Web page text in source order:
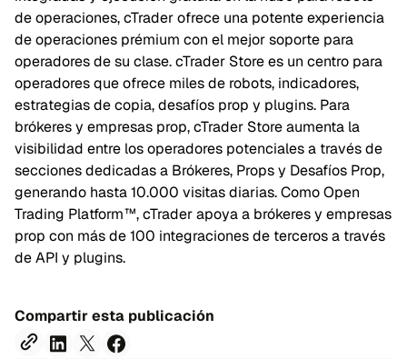
de operaciones, cTrader ofrece una potente experiencia
de operaciones prémium con el mejor soporte para
operadores de su clase. cTrader Store es un centro para
operadores que ofrece miles de robots, indicadores,
estrategias de copia, desafíos prop y plugins. Para
brókeres y empresas prop, cTrader Store aumenta la
visibilidad entre los operadores potenciales a través de
secciones dedicadas a Brókeres, Props y Desafíos Prop,
generando hasta 10.000 visitas diarias. Como Open
Trading Platform™, cTrader apoya a brókeres y empresas
prop con más de 100 integraciones de terceros a través
de API y plugins.
Compartir esta publicación